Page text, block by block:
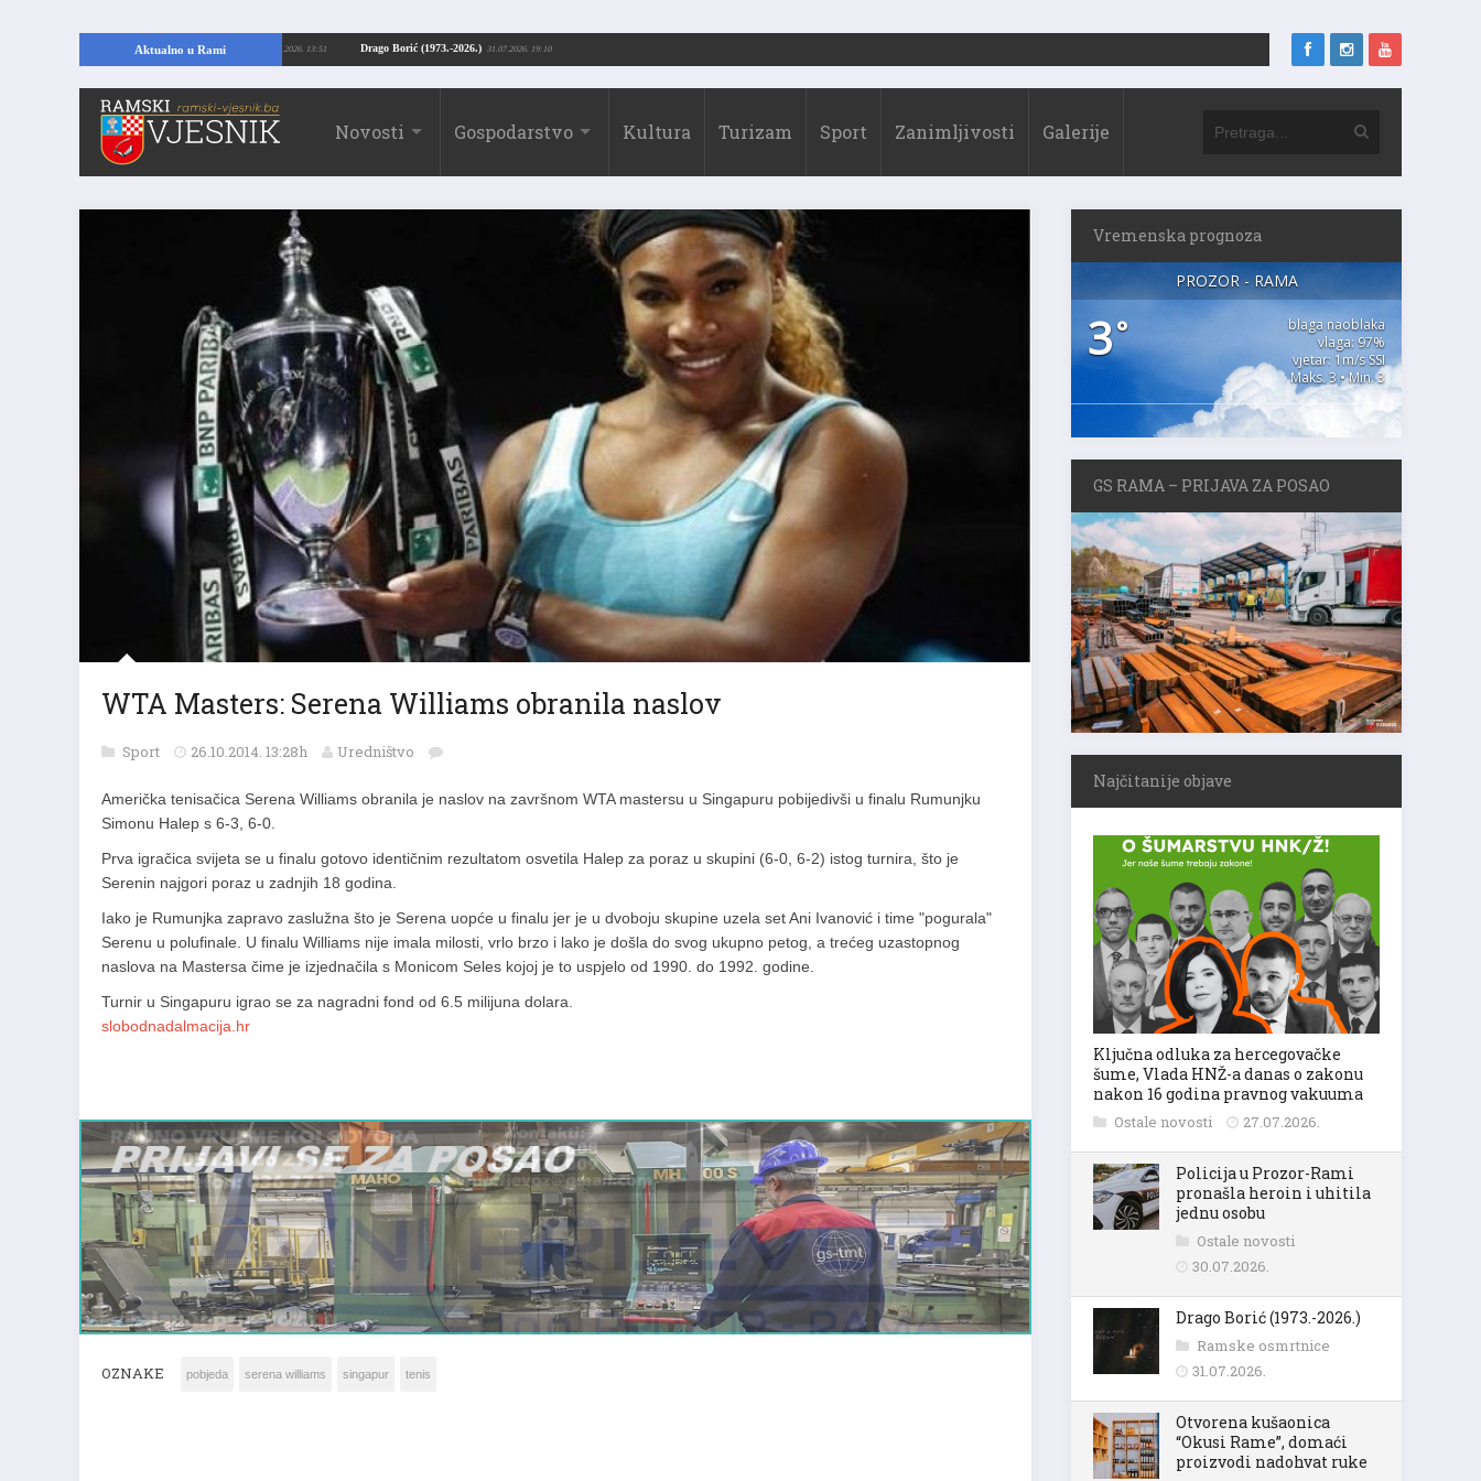
Aktualno u Rami Drago Borić (1973.-2026.) 31.07.2026. 19:10
Kopajući temelje kuće, pronašao vrijedne arheološke ostatke 24.07.2026. 13:51
Novosti Gospodarstvo Kultura Turizam Sport Zanimljivosti Galerije
WTA Masters: Serena Williams obranila naslov
Sport 26.10.2014. 13:28h Uredništvo
Američka tenisačica Serena Williams obranila je naslov na završnom WTA mastersu u Singapuru pobijedivši u finalu Rumunjku
Simonu Halep s 6-3, 6-0.
Prva igračica svijeta se u finalu gotovo identičnim rezultatom osvetila Halep za poraz u skupini (6-0, 6-2) istog turnira, što je
Serenin najgori poraz u zadnjih 18 godina.
Iako je Rumunjka zapravo zaslužna što je Serena uopće u finalu jer je u dvoboju skupine uzela set Ani Ivanović i time "pogurala"
Serenu u polufinale. U finalu Williams nije imala milosti, vrlo brzo i lako je došla do svog ukupno petog, a trećeg uzastopnog
naslova na Mastersa čime je izjednačila s Monicom Seles kojoj je to uspjelo od 1990. do 1992. godine.
Turnir u Singapuru igrao se za nagradni fond od 6.5 milijuna dolara.
slobodnadalmacija.hr
OZNAKE pobjeda serena williams singapur tenis
Vremenska prognoza
PROZOR - RAMA
3°
blaga naoblaka
vlaga: 97%
vjetar: 1m/s SSI
Maks. 3 • Min. 3
GS RAMA – PRIJAVA ZA POSAO
Najčitanije objave
Ključna odluka za hercegovačke
šume, Vlada HNŽ-a danas o zakonu
nakon 16 godina pravnog vakuuma
Ostale novosti 27.07.2026.
Policija u Prozor-Rami
pronašla heroin i uhitila
jednu osobu
Ostale novosti
30.07.2026.
Drago Borić (1973.-2026.)
Ramske osmrtnice
31.07.2026.
Otvorena kušaonica
“Okusi Rame”, domaći
proizvodi nadohvat ruke